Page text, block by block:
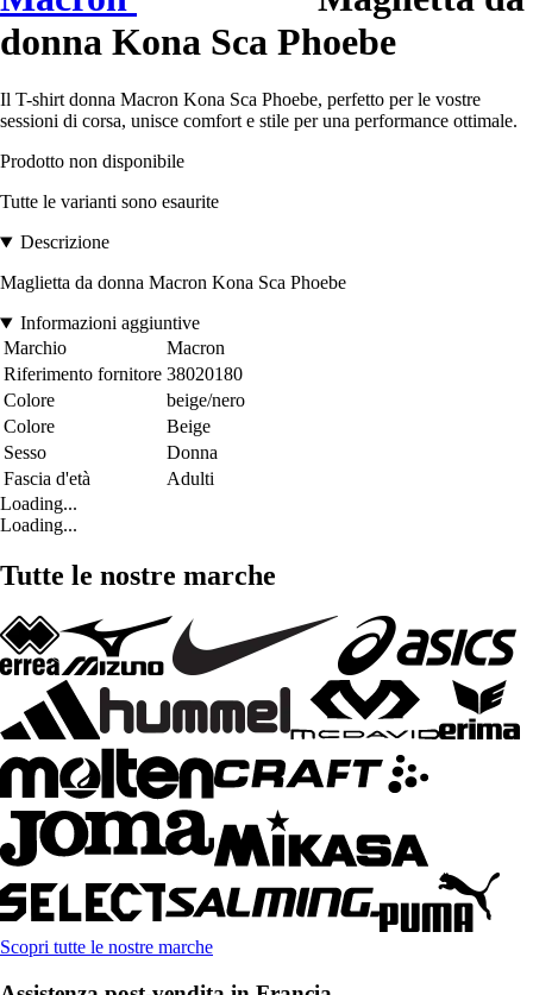
donna Kona Sca Phoebe
Il T-shirt donna Macron Kona Sca Phoebe, perfetto per le vostre
sessioni di corsa, unisce comfort e stile per una performance ottimale.
Prodotto non disponibile
Tutte le varianti sono esaurite
Descrizione
Maglietta da donna Macron Kona Sca Phoebe
Informazioni aggiuntive
Marchio
Macron
Riferimento fornitore 38020180
Colore
beige/nero
Colore
Beige
Sesso
Donna
Fascia d'età
Adulti
Loading...
Loading...
Tutte le nostre marche
Scopri tutte le nostre marche